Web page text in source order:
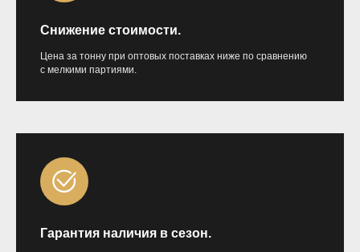
Снижение стоимости.
Цена за тонну при оптовых поставках ниже по сравнению
с мелкими партиями.
Гарантия наличия в сезон.